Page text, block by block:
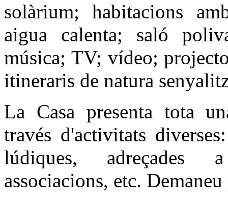
solàrium; habitacions
aigua calenta; saló
música; TV; vídeo;
itineraris de natura
La Casa presenta tota
través d'activitats
lúdiques, adreçades
associacions, etc.